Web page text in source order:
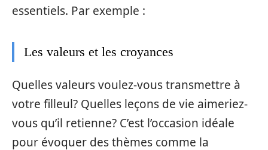
essentiels. Par exemple :
Les valeurs et les croyances
Quelles valeurs voulez-vous transmettre à
votre filleul? Quelles leçons de vie aimeriez-
vous qu’il retienne? C’est l’occasion idéale
pour évoquer des thèmes comme la